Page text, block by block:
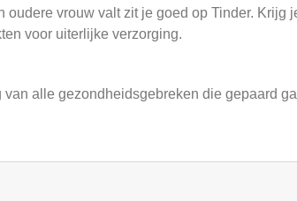
oudere vrouw valt zit je goed op Tinder. Krijg
voor uiterlijke verzorging.
alle gezondheidsgebreken die gepaard